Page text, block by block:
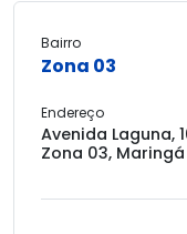
Bairro
Zona 03
Endereço
Avenida Laguna,
Zona 03, Maringá